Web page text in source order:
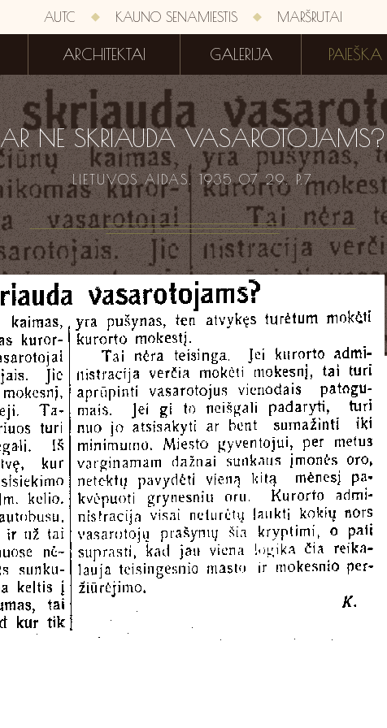
AUTC KAUNO SENAMIESTIS MARŠRUTAI
ARCHITEKTAI GALERIJA PAIEŠKA
AR NE SKRIAUDA VASAROTOJAMS?
LIETUVOS AIDAS. 1935 07 29. P.7